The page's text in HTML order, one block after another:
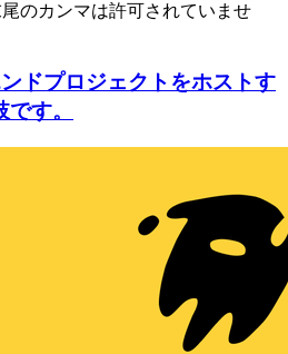
のカンマは許可されていませ
ドプロジェクトをホストす
す。